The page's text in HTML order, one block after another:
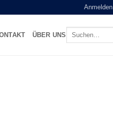
Anmelden
ÜBER UNS
Suchen